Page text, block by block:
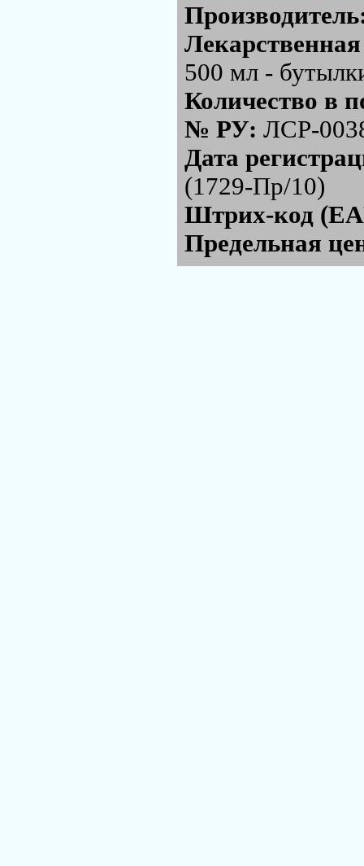
500 мл -
Количество в
№ РУ:ЛСР-
Дата
(1729-Пр/10)
Штрих-код
Предельная